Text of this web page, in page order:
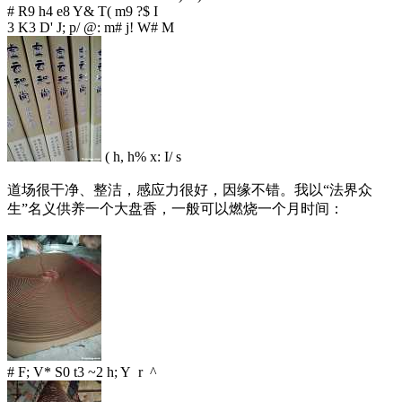
# R9 h4 e8 Y& T( m9 ?$ I
3 K3 D' J; p/ @: m# j! W# M
( h, h% x: I/ s
道场很干净、整洁，感应力很好，因缘不错。我以“法界众
生”名义供养一个大盘香，一般可以燃烧一个月时间：
# F; V* S0 t3 ~2 h; Y r ^